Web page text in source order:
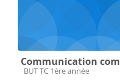
Communication
Catégorie de cours
BUT TC 1ère année